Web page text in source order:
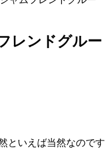
レンドグルー
といえば当然なのです